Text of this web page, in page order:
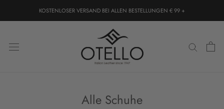
KOSTENLOSER VERSAND BEI ALLEN BESTELLUNGEN € 99 +
Alle Schuhe